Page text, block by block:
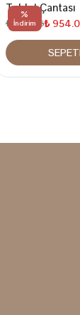
%
İndirim
Tablet Çantası
₺ 1,272.15₺